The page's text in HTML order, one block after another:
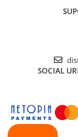
SOCIAL